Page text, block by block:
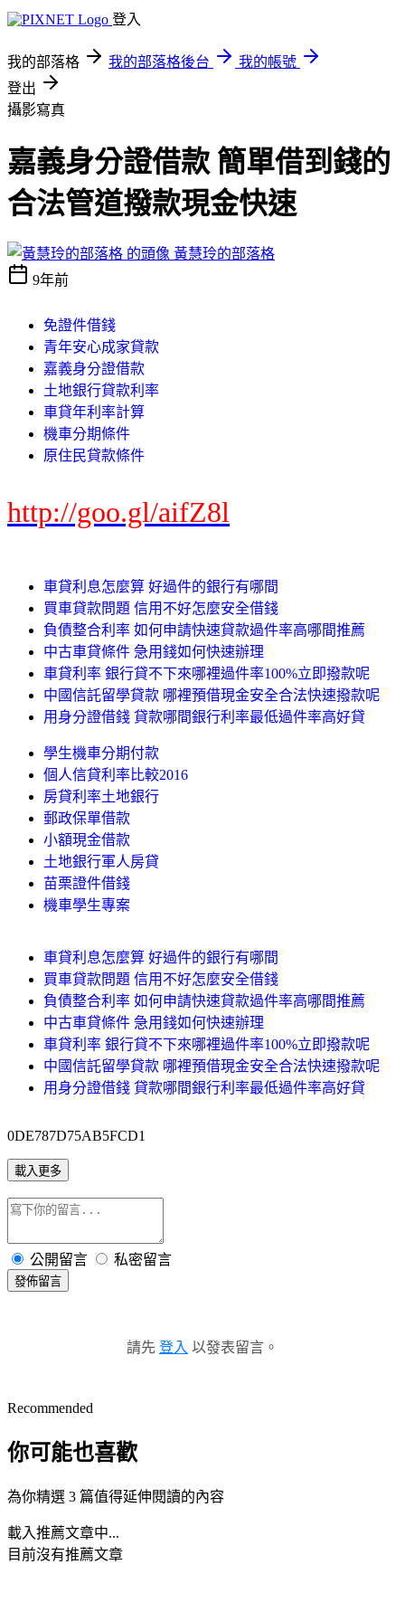
登入
我的部落格 我的部落格後台
我的帳號
登出
攝影寫真
嘉義身分證借款 簡單借到錢的
合法管道撥款現金快速
黃慧玲的部落格
9年前
免證件借錢
青年安心成家貸款
嘉義身分證借款
土地銀行貸款利率
車貸年利率計算
機車分期條件
原住民貸款條件
http://goo.gl/aifZ8l
車貸利息怎麼算 好過件的銀行有哪間
買車貸款問題 信用不好怎麼安全借錢
負債整合利率 如何申請快速貸款過件率高哪間推薦
中古車貸條件 急用錢如何快速辦理
車貸利率 銀行貸不下來哪裡過件率100%立即撥款呢
中國信託留學貸款 哪裡預借現金安全合法快速撥款呢
用身分證借錢 貸款哪間銀行利率最低過件率高好貸
學生機車分期付款
個人信貸利率比較2016
房貸利率土地銀行
郵政保單借款
小額現金借款
土地銀行軍人房貸
苗栗證件借錢
機車學生專案
車貸利息怎麼算 好過件的銀行有哪間
買車貸款問題 信用不好怎麼安全借錢
負債整合利率 如何申請快速貸款過件率高哪間推薦
中古車貸條件 急用錢如何快速辦理
車貸利率 銀行貸不下來哪裡過件率100%立即撥款呢
中國信託留學貸款 哪裡預借現金安全合法快速撥款呢
用身分證借錢 貸款哪間銀行利率最低過件率高好貸
0DE787D75AB5FCD1
載入更多
公開留言 私密留言
發佈留言
請先 登入 以發表留言。
Recommended
你可能也喜歡
為你精選 3 篇值得延伸閱讀的內容
載入推薦文章中...
目前沒有推薦文章